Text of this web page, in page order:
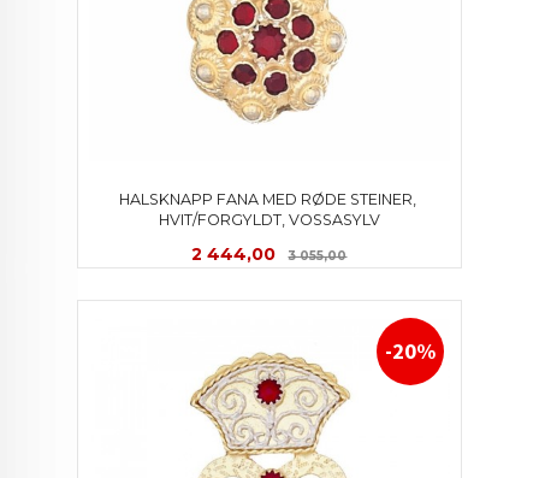
HALSKNAPP FANA MED RØDE STEINER,
HVIT/FORGYLDT, VOSSASYLV
Tilbud
2 444,00 3 055,00Rabatt
-20%